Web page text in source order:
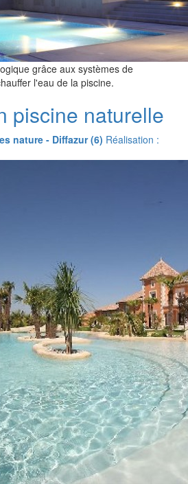
grâce aux systèmes de
l'eau de la piscine.
piscine naturelle
nature - Diffazur (6) Réalisation :